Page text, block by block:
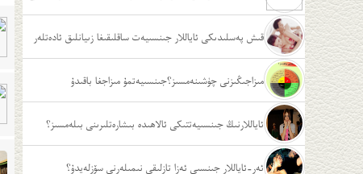
ئەمەس قىش پەسلىدىكى ئاياللار جىنسىيەت ساقلىقىغا زىيانلىق ئادەتلەر
مىزاجىڭىزنى چۈشىنەمسىز؟جىنسىيەتمۇ مىزاجغا باقىدۇ
ئاياللارنىڭ جىنسىيەتتىكى ئالاھىدە بىشارەتلىرىنى بىلەمسىز؟
ئەر-ئاياللار جىنسىي ئەزا تازلىقى نىمىلەرنى سۆزلەيدۇ؟